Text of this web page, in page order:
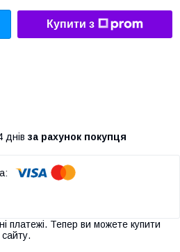
Купити з
днів за рахунок покупця
платежі. Тепер ви можете купити